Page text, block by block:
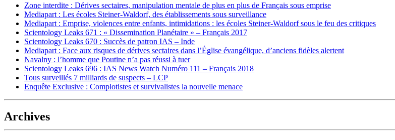
Zone interdite : Dérives sectaires, manipulation mentale de plus en plus de Français sous emprise
Mediapart : Les écoles Steiner-Waldorf, des établissements sous surveillance
Mediapart : Emprise, violences entre enfants, intimidations : les écoles Steiner-Waldorf sous le feu des critiques
Scientology Leaks 671 : « Dissemination Planétaire » – Français 2017
Scientology Leaks 670 : Succès de patron IAS – Inde
Mediapart : Face aux risques de dérives sectaires dans l’Église évangélique, d’anciens fidèles alertent
Navalny : l’homme que Poutine n’a pas réussi à tuer
Scientology Leaks 696 : IAS News Watch Numéro 111 – Français 2018
Tous surveillés 7 milliards de suspects – LCP
Enquête Exclusive : Complotistes et survivalistes la nouvelle menace
Archives